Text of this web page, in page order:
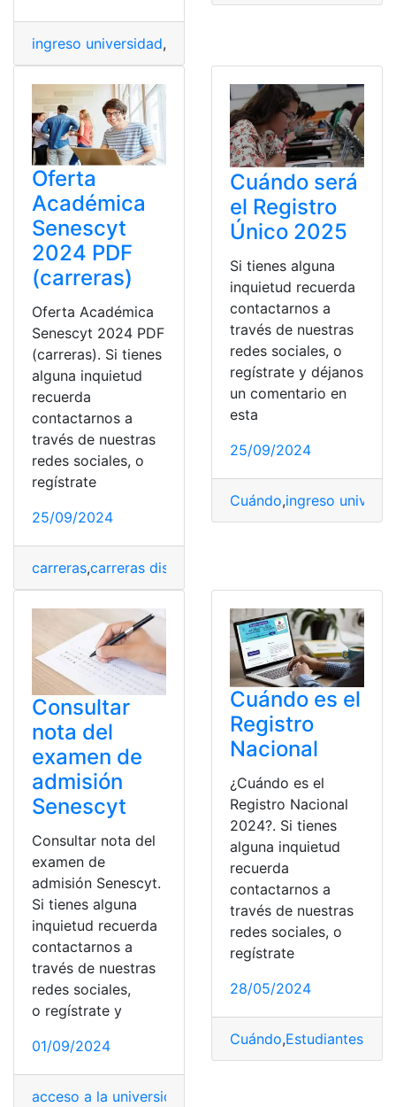
ingreso universidad,
Oferta
Académica
Senescyt
2024 PDF
(carreras)
Oferta Académica
Senescyt 2024 PDF
(carreras). Si tienes
alguna inquietud
recuerda
contactarnos a
través de nuestras
redes sociales, o
regístrate
25/09/2024
carreras,carreras disponibles
Cuándo será
el Registro
Único 2025
Si tienes alguna
inquietud recuerda
contactarnos a
través de nuestras
redes sociales, o
regístrate y déjanos
un comentario en
esta
25/09/2024
Cuándo,ingreso
Consultar
nota del
examen de
admisión
Senescyt
Consultar nota del
examen de
admisión Senescyt.
Si tienes alguna
inquietud recuerda
contactarnos a
través de nuestras
redes sociales,
o regístrate y
01/09/2024
acceso a la universidad
Cuándo es el
Registro
Nacional
¿Cuándo es el
Registro Nacional
2024?. Si tienes
alguna inquietud
recuerda
contactarnos a
través de nuestras
redes sociales, o
regístrate
28/05/2024
Cuándo,Estudiantes